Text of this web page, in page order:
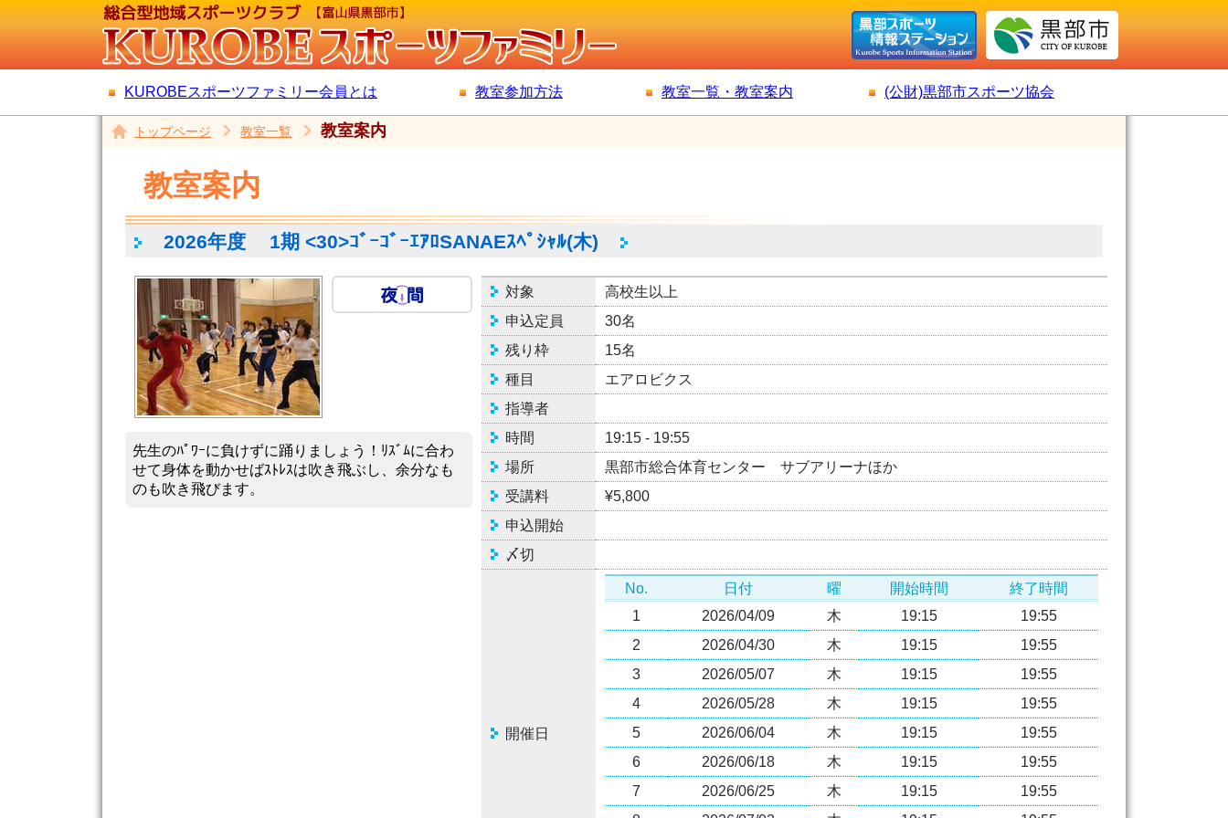
KUROBEスポーツファミリー会員とは 教室参加方法 教室一覧・教室案内 (公財)黒部市スポーツ協会
トップページ 教室一覧 教室案内
教室案内
2026年度 1期 <30>ｺﾞｰｺﾞｰｴｱﾛSANAEｽﾍﾟｼｬﾙ(木)
先生のﾊﾟﾜｰに負けずに踊りましょう！ﾘｽﾞﾑに合わ
せて身体を動かせばｽﾄﾚｽは吹き飛ぶし、余分なも
のも吹き飛びます。
対象
高校生以上
申込定員
30名
残り枠
15名
種目
エアロビクス
指導者
時間
19:15 - 19:55
場所
黒部市総合体育センター サブアリーナほか
受講料
¥5,800
申込開始
〆切
開催日
No. 日付 曜 開始時間
終了時間
1
2026/04/09 木 19:15
19:55
2
2026/04/30 木 19:15
19:55
3
2026/05/07 木 19:15
19:55
4
2026/05/28 木 19:15
19:55
5
2026/06/04 木 19:15
19:55
6
2026/06/18 木 19:15
19:55
7
2026/06/25 木 19:15
19:55